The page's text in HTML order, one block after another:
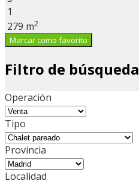
1
279 m2
Marcar como favorito
Filtro de búsqueda
Operación
Tipo
Provincia
Localidad